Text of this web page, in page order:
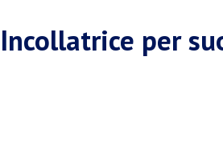
Incollatrice per